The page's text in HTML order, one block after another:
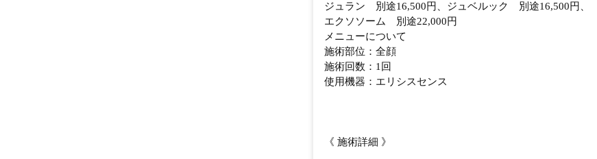
ジュラン 別途16,500円、ジュベルック 別途16,500円、
エクソソーム 別途22,000円
メニューについて
施術部位：全顔
施術回数：1回
使用機器：エリシスセンス
《 施術詳細 》